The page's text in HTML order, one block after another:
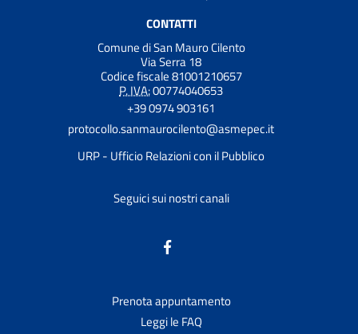
CONTATTI
Comune di San Mauro Cilento
Via Serra 18
Codice fiscale 81001210657
P. IVA:00774040653
+39 0974 903161
protocollo.sanmaurocilento@asmepec.it
URP - Ufficio Relazioni con il Pubblico
Seguici sui nostri canali
Prenota appuntamento
Leggi le FAQ